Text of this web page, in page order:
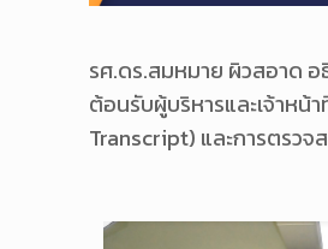
รศ.ดร.สมหมาย ผิวสอาด
ต้อนรับผู้บริหารและเจ้าหน้
Transcript) และการตรว